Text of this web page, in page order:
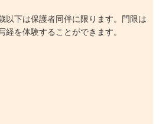
下は保護者同伴に限ります。門限は
経を体験することができます。